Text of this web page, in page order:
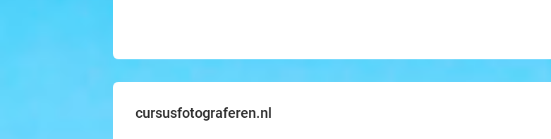
cursusfotograferen.nl